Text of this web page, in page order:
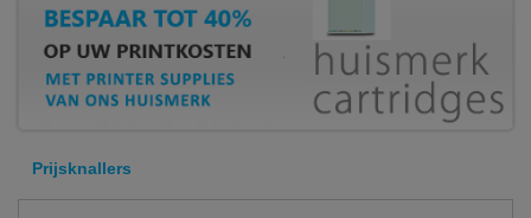
Prijsknallers